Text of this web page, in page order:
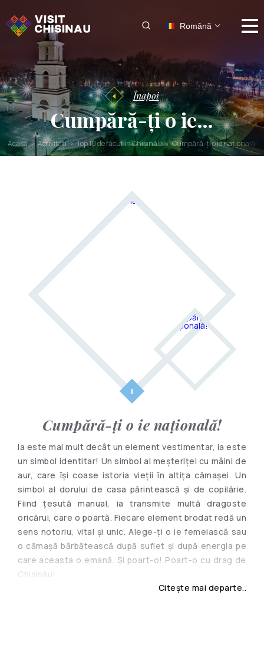
Română
Înapoi
Cumpără-ți o ie…
Acasă Activități Top 10 de făcut în Chișinău Cumpără-ți o ie națională!
Cumpără-ți o ie națională!
Ia este mai mult decât un element vestimentar, ia este
un simbol identitar! Un simbol al meșteriței cu mâini de
aur, care își coase istoria vieții în altița cămașei. Un
simbol al dorului de casa părintească şi de copilărie.
Fiind țesută manual, ia transmite multă dragoste
oricărui, care o poartă. Fiecare element brodat redă un
sens notoriu, vital și unic. Alege-ți o ie femeiască sau
o cămașă bărbătească după suflet și după energia pe
care aceasta o emană. Și poart-o! Poart-o cu drag de
Chișinău!
Citește mai departe..